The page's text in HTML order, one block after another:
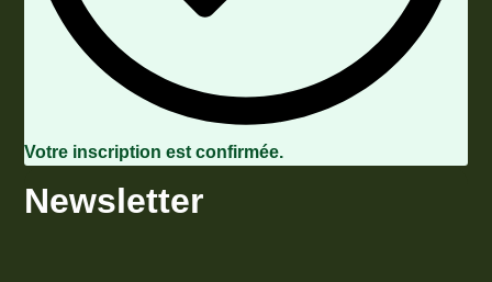
Votre inscription est confirmée.
Newsletter